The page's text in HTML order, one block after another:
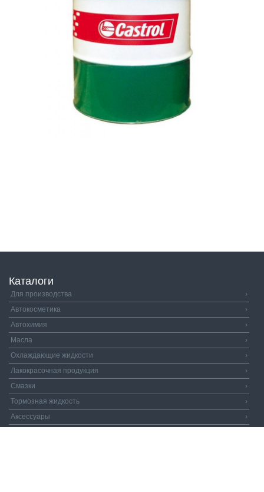
Каталоги
Для производства
›
Автокосметика
›
Автохимия
›
Масла
›
Охлаждающие жидкости
›
Лакокрасочная продукция
›
Смазки
›
Тормозная жидкость
›
Аксессуары
›